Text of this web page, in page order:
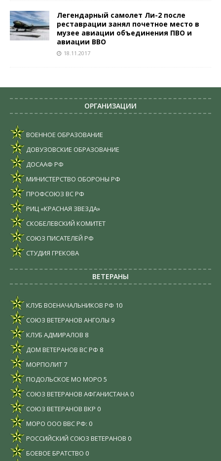
Легендарный самолет Ли-2 после
реставрации занял почетное место в
музее авиации объединения ПВО и
авиации ВВО
18.11.2017
ОРГАНИЗАЦИИ
ВОЕННОЕ ОБРАЗОВАНИЕ
ДОВУЗОВСКИЕ ОБРАЗОВАНИЕ
ДОСААФ РФ
МИНИСТЕРСТВО ОБОРОНЫ РФ
ПРОФСОЮЗ ВС РФ
РИЦ «КРАСНАЯ ЗВЕЗДА»
СКОБЕЛЕВСКИЙ КОМИТЕТ
СОЮЗ ПИСАТЕЛЕЙ РФ
СТУДИЯ ГРЕКОВА
ВЕТЕРАНЫ
КЛУБ ВОЕНАЧАЛЬНИКОВ РФ 10
СОЮЗ ВЕТЕРАНОВ АНГОЛЫ 9
КЛУБ АДМИРАЛОВ 8
ДОМ ВЕТЕРАНОВ ВС РФ 8
МОРПОЛИТ7
ПОДОЛЬСКОЕ МО МОРО 5
СОЮЗ ВЕТЕРАНОВ АФГАНИСТАНА 0
СОЮЗ ВЕТЕРАНОВ ВКР 0
МОРО ООО ВВС РФ: 0
РОССИЙСКИЙ СОЮЗ ВЕТЕРАНОВ 0
БОЕВОЕ БРАТСТВО 0